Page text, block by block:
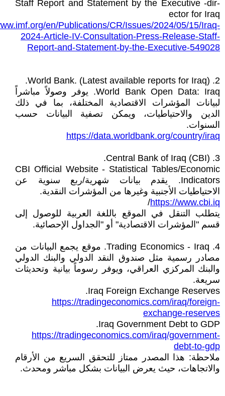
Staff Report and Statement by the Executive -dir-
ector for Iraq
en/Publications/CR/Issues/2024/05/15/Iraq-
2024-Article-IV-Consultation-Press-Release-Staff-
Report-and-Statement-by-the-Executive-549028
2. World Bank. (Latest available reports for Iraq).
World Bank Open Data: Iraq. يوفر وصولاً مباشراً
لبيانات المؤشرات الاقتصادية المختلفة، بما في ذلك
الدين والاحتياطيات، ويمكن تصفية البيانات حسب
السنوات.
https://data.worldbank.org/country/iraq
3. Central Bank of Iraq (CBI).
CBI Official Website - Statistical Tables/Economic
Indicators. يقدم بيانات شهرية/ربع سنوية عن
الاحتياطيات الأجنبية وغيرها من المؤشرات النقدية.
https://www.cbi.iq
/
يتطلب التنقل في الموقع باللغة العربية للوصول إلى
قسم "المؤشرات الاقتصادية" أو "الجداول الإحصائية.
4. Trading Economics - Iraq. موقع يجمع البيانات من
مصادر رسمية مثل صندوق النقد الدولي والبنك الدولي
والبنك المركزي العراقي، ويوفر رسوماً بيانية وتحديثات
سريعة.
Iraq Foreign Exchange Reserves.
https://tradingeconomics.com/iraq/foreign-
exchange-reserves
Iraq Government Debt to GDP.
https://tradingeconomics.com/iraq/government-
debt-to-gdp
ملاحظة: هذا المصدر ممتاز للتحقق السريع من الأرقام
والاتجاهات، حيث يعرض البيانات بشكل مباشر ومحدث.